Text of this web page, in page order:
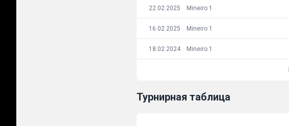
22.02.2025 Mineiro 1
16.02.2025 Mineiro 1
18.02.2024 Mineiro 1
Турнирная таблица